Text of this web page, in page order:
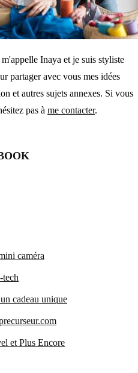
Inaya et je suis styliste
partager avec vous mes idées
et autres sujets annexes. Si vous
pas à me contacter.
caméra
tech
cadeau unique
et Plus Encore